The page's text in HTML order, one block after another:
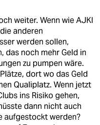
weiter. Wenn wie AJKI
anderen
werden sollen,
das noch mehr Geld in
zu pumpen wäre.
dort wo das Geld
Qualiplatz. Wenn jetzt
ins Risiko gehen,
dann nicht auch
aufgestockt werden?